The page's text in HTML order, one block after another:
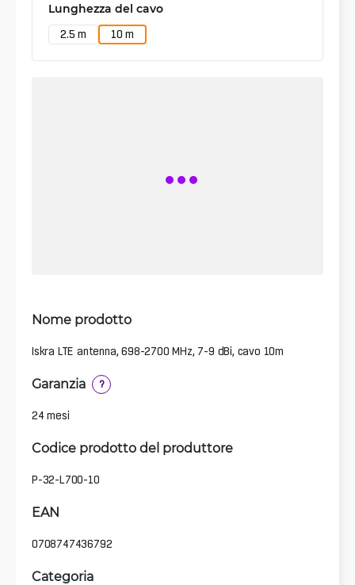
Lunghezza del cavo
2.5 m 10 m
Nome prodotto
Iskra LTE antenna, 698-2700 MHz, 7-9 dBi, cavo 10m
Garanzia ?
24 mesi
Codice prodotto del produttore
P-32-L700-10
EAN
0708747436792
Categoria